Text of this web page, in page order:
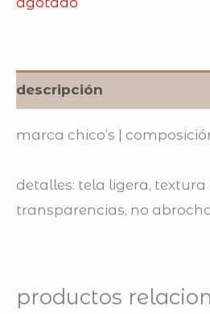
descripción
marca chico’s |
detalles: tela ligera,
transparencias, no
productos